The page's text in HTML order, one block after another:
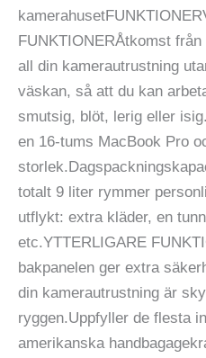
FUNKTIONERÅtkomst
all din kamerautrustning
väskan, så att du kan
smutsig, blöt, lerig eller
en 16-tums MacBook Pro
totalt 9 liter rymmer
utflykt: extra kläder, en
etc.YTTERLIGARE
bakpanelen ger extra
din kamerautrustning är
ryggen.Uppfyller de flesta
amerikanska